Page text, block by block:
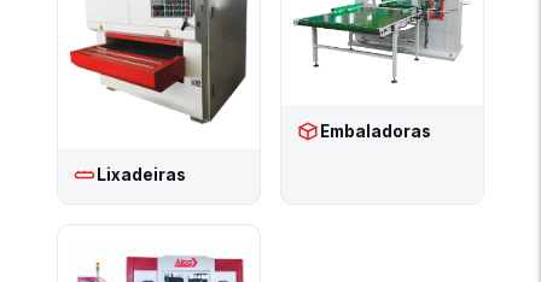
Lixadeiras
Embaladoras